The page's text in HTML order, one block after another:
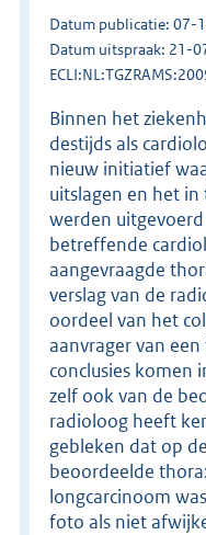
Datum publicatie: 07-
Datum uitspraak: 21-
Binnen het
destijds als
nieuw initiatief
uitslagen en het
werden
betreffende
aangevraagde
verslag van de
oordeel van het
aanvrager van
conclusies komen
zelf ook van de
radioloog heeft
gebleken dat op
beoordeelde
longcarcinoom
foto als niet